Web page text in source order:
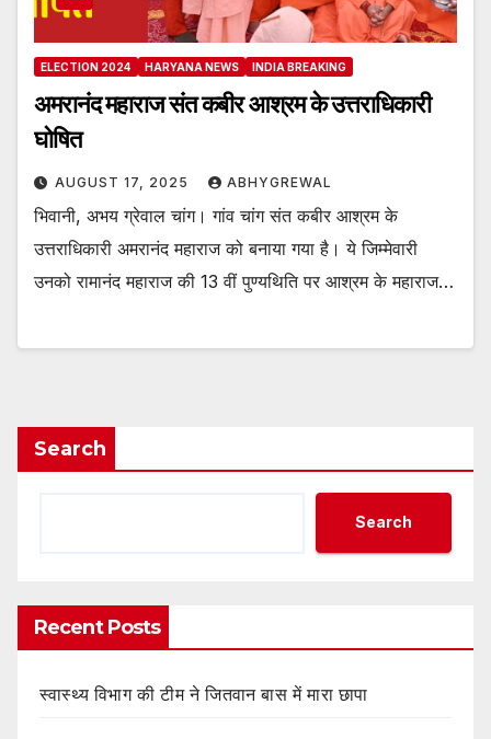
ELECTION 2024 HARYANA NEWS INDIA BREAKING
अमरानंद महाराज संत कबीर आश्रम के उत्तराधिकारी
घोषित
AUGUST 17, 2025 ABHYGREWAL
भिवानी, अभय ग्रेवाल चांग। गांव चांग संत कबीर आश्रम के
उत्तराधिकारी अमरानंद महाराज को बनाया गया है। ये जिम्मेवारी
उनको रामानंद महाराज की 13 वीं पुण्यथिति पर आश्रम के महाराज…
Search
Search
Recent Posts
स्वास्थ्य विभाग की टीम ने जितवान बास में मारा छापा